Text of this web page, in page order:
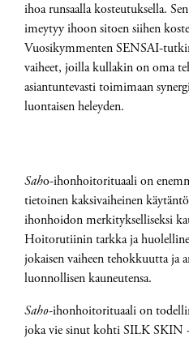
ihoa runsaalla kosteutuksella.
imeytyy ihoon sitoen siihen
Vuosikymmenten SENSAI-
vaiheet, joilla kullakin on oma
asiantuntevasti toimimaan
luontaisen heleyden.
Saho-ihonhoitorituaali on
tietoinen kaksivaiheinen
ihonhoidon merkitykselliseksi
Hoitorutiinin tarkka ja
jokaisen vaiheen tehokkuutta ja
luonnollisen kauneutensa.
Saho-ihonhoitorituaali on
joka vie sinut kohti SILK SKIN